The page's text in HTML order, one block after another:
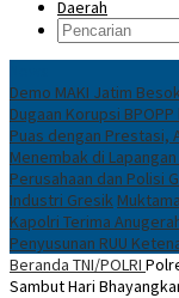
Daerah
Demo MAKI Jatim
Dugaan Korupsi
Puas dengan Prestasi,
Menembak di
Perusahaan dan Polisi
Industri Gresik
Kapolri Terima
Penyusunan RUU
Beranda TNI/POLRI
Sambut Hari